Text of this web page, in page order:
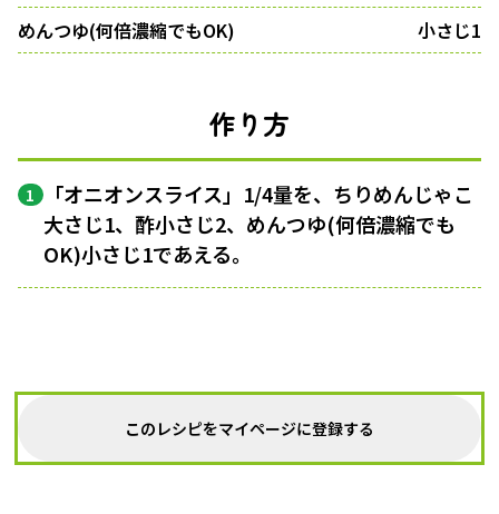
めんつゆ(何倍濃縮でもOK)
小さじ1
作り方
1 「オニオンスライス」1/4量を、ちりめんじゃこ
大さじ1、酢小さじ2、めんつゆ(何倍濃縮でも
OK)小さじ1であえる。
このレシピをマイページに登録する